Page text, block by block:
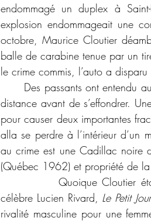
endommagé un duplex à
explosion endommageait une
octobre, Maurice Cloutier
balle de carabine tenue par un
le crime commis, l’auto a disparu
distance avant de s’effondrer.
pour causer deux importantes
alla se perdre à l’intérieur d’un
au crime est une Cadillac noire
(Québec 1962) et propriété de la
Quoique Cloutier était un
célèbre Lucien Rivard, Le Petit
rivalité masculine pour une